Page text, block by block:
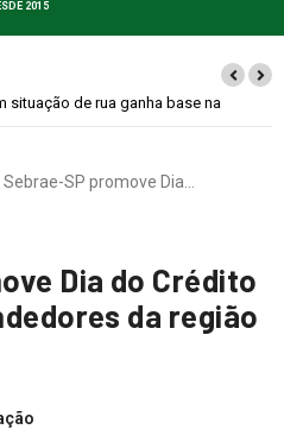
2015
e missas no Dia dos Pais
Sebrae-SP promove Dia…
Dia do Crédito
da região